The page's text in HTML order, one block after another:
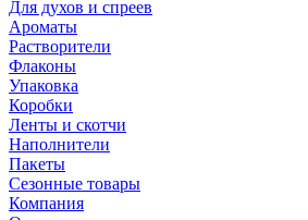
Для духов и спреев
Ароматы
Растворители
Флаконы
Упаковка
Коробки
Ленты и скотчи
Наполнители
Пакеты
Сезонные товары
Компания